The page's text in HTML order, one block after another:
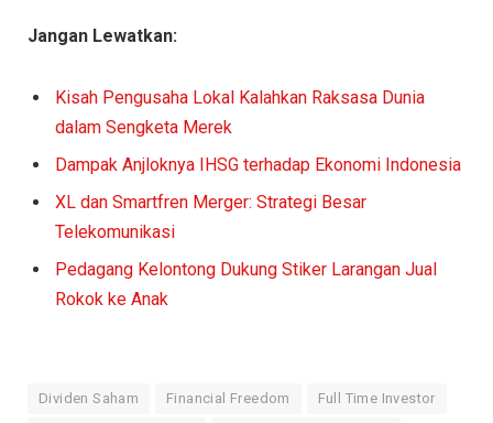
Jangan Lewatkan:
Kisah Pengusaha Lokal Kalahkan Raksasa Dunia
dalam Sengketa Merek
Dampak Anjloknya IHSG terhadap Ekonomi Indonesia
XL dan Smartfren Merger: Strategi Besar
Telekomunikasi
Pedagang Kelontong Dukung Stiker Larangan Jual
Rokok ke Anak
Dividen Saham Financial Freedom Full Time Investor